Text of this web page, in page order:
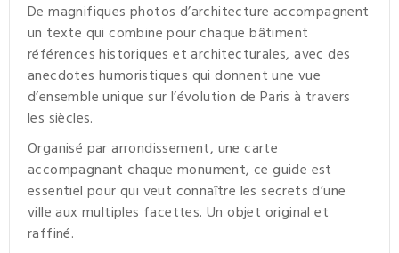
De magnifiques photos d’architecture accompagnent
un texte qui combine pour chaque bâtiment
références historiques et architecturales, avec des
anecdotes humoristiques qui donnent une vue
d’ensemble unique sur l’évolution de Paris à travers
les siècles.
Organisé par arrondissement, une carte
accompagnant chaque monument, ce guide est
essentiel pour qui veut connaître les secrets d’une
ville aux multiples facettes. Un objet original et
raffiné.